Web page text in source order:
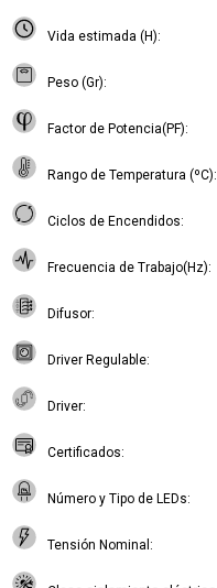
Vida estimada (H)
Peso (Gr)
Factor de Potencia(PF)
Rango de Temperatura (ºC)
Ciclos de Encendidos
Frecuencia de Trabajo(Hz)
Difusor
Driver Regulable
Driver
Certificados
Número y Tipo de LEDs
Tensión Nominal